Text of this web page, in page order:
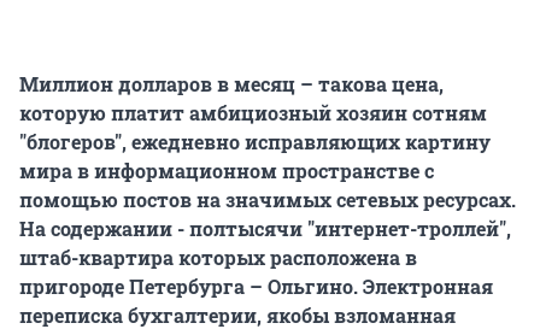
Миллион долларов в месяц – такова цена,
которую платит амбициозный хозяин сотням
"блогеров", ежедневно исправляющих картину
мира в информационном пространстве с
помощью постов на значимых сетевых ресурсах.
На содержании - полтысячи "интернет-троллей",
штаб-квартира которых расположена в
пригороде Петербурга – Ольгино. Электронная
переписка бухгалтерии, якобы взломанная